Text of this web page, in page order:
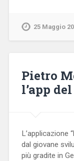
25 Maggio
Pietro
l’app
L’applicazione
dal giovane
più gradite in